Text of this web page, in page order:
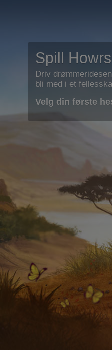
Spill
Driv
bli med i et
Velg din første